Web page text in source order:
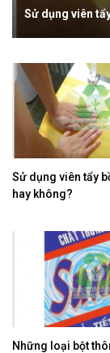
không?
Sử dụng viên tẩy
hay không?
​Những loại bột